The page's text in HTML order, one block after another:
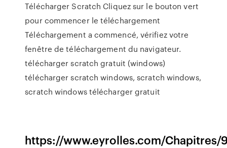
Télécharger Scratch Cliquez sur le bouton vert
pour commencer le téléchargement
Téléchargement a commencé, vérifiez votre
fenêtre de téléchargement du navigateur.
télécharger scratch gratuit (windows)
télécharger scratch windows, scratch windows,
scratch windows télécharger gratuit
https://www.eyrolles.com/Chapitres/